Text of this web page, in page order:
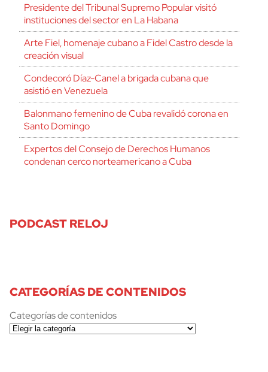
Presidente del Tribunal Supremo Popular visitó
instituciones del sector en La Habana
Arte Fiel, homenaje cubano a Fidel Castro desde la
creación visual
Condecoró Díaz-Canel a brigada cubana que
asistió en Venezuela
Balonmano femenino de Cuba revalidó corona en
Santo Domingo
Expertos del Consejo de Derechos Humanos
condenan cerco norteamericano a Cuba
PODCAST RELOJ
CATEGORÍAS DE CONTENIDOS
Categorías de contenidos